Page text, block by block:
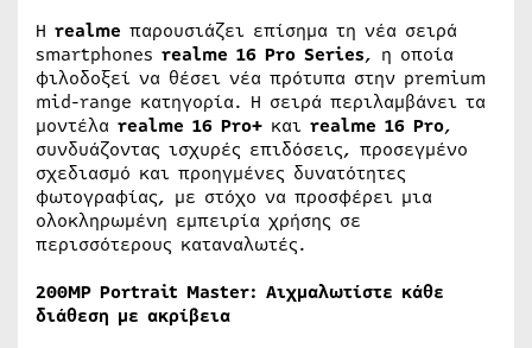
Η realme παρουσιάζει επίσημα τη νέα σειρά
smartphones realme 16 Pro Series, η οποία
φιλοδοξεί να θέσει νέα πρότυπα στην premium
mid-range κατηγορία. Η σειρά περιλαμβάνει τα
μοντέλα realme 16 Pro+ και realme 16 Pro,
συνδυάζοντας ισχυρές επιδόσεις, προσεγμένο
σχεδιασμό και προηγμένες δυνατότητες
φωτογραφίας, με στόχο να προσφέρει μια
ολοκληρωμένη εμπειρία χρήσης σε
περισσότερους καταναλωτές.
200MP Portrait Master: Αιχμαλωτίστε κάθε
διάθεση με ακρίβεια